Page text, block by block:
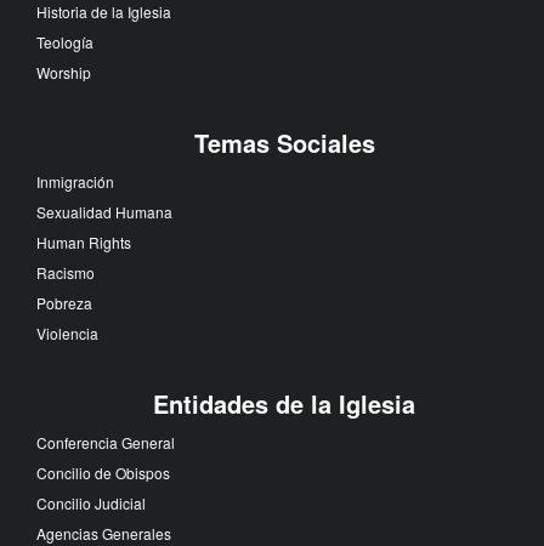
Historia de la Iglesia
Teología
Worship
Temas Sociales
Inmigración
Sexualidad Humana
Human Rights
Racismo
Pobreza
Violencia
Entidades de la Iglesia
Conferencia General
Concilio de Obispos
Concilio Judicial
Agencias Generales